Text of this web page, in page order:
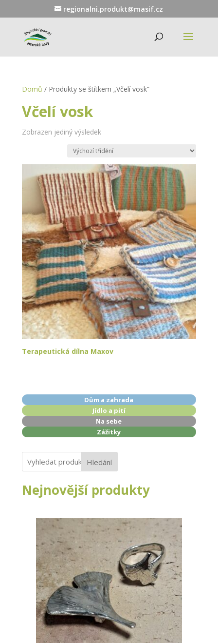
regionalni.produkt@masif.cz
Domů / Produkty se štítkem „Včelí vosk“
Včelí vosk
Zobrazen jediný výsledek
Terapeutická dílna Maxov
Dům a zahrada
Jídlo a pití
Na sebe
Zážitky
Hledání
Nejnovější produkty